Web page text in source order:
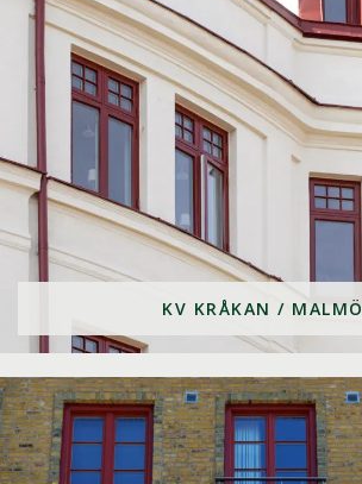
KV KRÅKAN / MALMÖ